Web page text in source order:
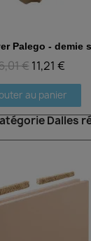
rapide
Palego - demie
€ 11,21 €
au panier
Dalles